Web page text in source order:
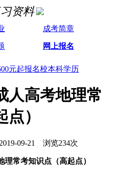
资料
成考简章
网上报名
元起报名校本科学历
人高考地理常
）
09-21 浏览234次
理常考知识点（高起点）